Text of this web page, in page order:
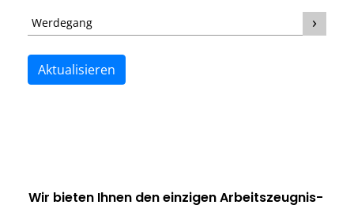
Werdegang
Aktualisieren
Wir bieten Ihnen den einzigenArbeitszeugnis-